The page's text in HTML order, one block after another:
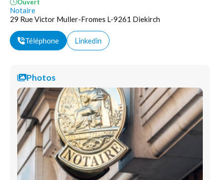
Ouvert
Notaire
29 Rue Victor Muller-Fromes L-9261 Diekirch
Téléphone Linkedin
Photos